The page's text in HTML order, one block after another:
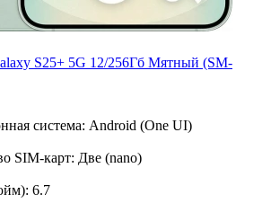
S25+ 5G 12/256Гб Мятный (SM-
система: Android (One UI)
SIM-карт: Две (nano)
6.7